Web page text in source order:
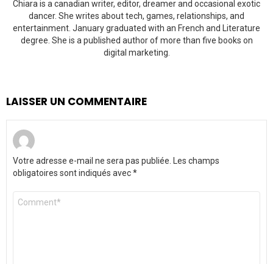
Chiara is a canadian writer, editor, dreamer and occasional exotic
dancer. She writes about tech, games, relationships, and
entertainment. January graduated with an French and Literature
degree. She is a published author of more than five books on
digital marketing.
LAISSER UN COMMENTAIRE
Votre adresse e-mail ne sera pas publiée.
Les champs
obligatoires sont indiqués avec*
Commentaire